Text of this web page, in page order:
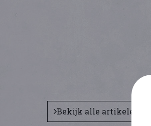
Bekijk alle artikelen